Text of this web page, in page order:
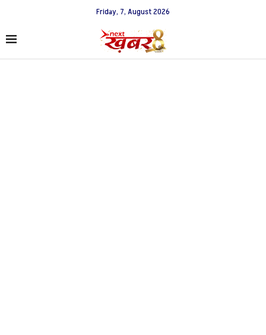
Friday, 7, August 2026